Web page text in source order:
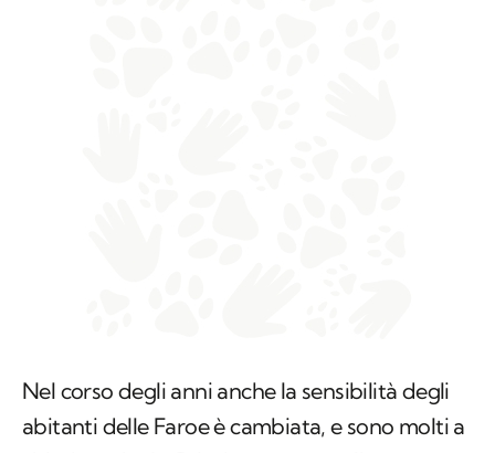
Nel corso degli anni anche la sensibilità degli
abitanti delle Faroe è cambiata, e sono molti a